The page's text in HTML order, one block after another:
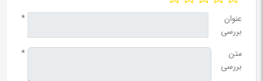
عنوان
بررسی
*
متن
بررسی
*